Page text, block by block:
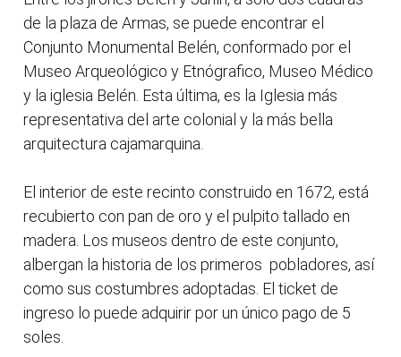
de la plaza de Armas, se puede encontrar el
Conjunto Monumental Belén, conformado por el
Museo Arqueológico y Etnógrafico, Museo Médico
y la iglesia Belén. Esta última, es la Iglesia más
representativa del arte colonial y la más bella
arquitectura cajamarquina.
El interior de este recinto construido en 1672, está
recubierto con pan de oro y el pulpito tallado en
madera. Los museos dentro de este conjunto,
albergan la historia de los primeros pobladores, así
como sus costumbres adoptadas. El ticket de
ingreso lo puede adquirir por un único pago de 5
soles.